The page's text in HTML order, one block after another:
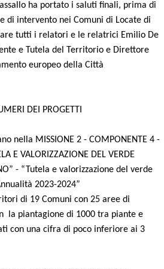
ha portato i saluti finali, prima di
di intervento nei Comuni di Locate di
tutti i relatori e le relatrici Emilio De
e Tutela del Territorio e Direttore
europeo della Città
DEI PROGETTI
nella MISSIONE 2 - COMPONENTE 4 -
E VALORIZZAZIONE DEL VERDE
- “Tutela e valorizzazione del verde
2023-2024”
di 19 Comuni con 25 aree di
la piantagione di 1000 tra piante e
con una cifra di poco inferiore ai 3